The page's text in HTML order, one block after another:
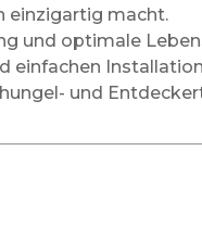
einzigartig macht.
und optimale
einfachen
und